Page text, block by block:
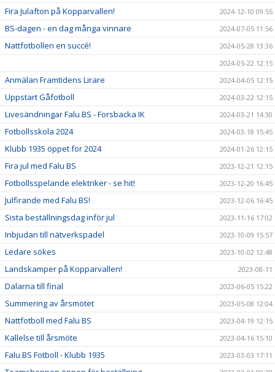
Fira Julafton på Kopparvallen! 2024-12-10 09:55
BS-dagen - en dag många vinnare 2024-07-05 11:56
Nattfotbollen en succé!
2024-05-28 13:36
2024-05-22 12:15
Anmälan Framtidens Lirare 2024-04-05 12:15
Uppstart Gåfotboll 2024-03-22 12:15
Livesändningar Falu BS - Forsbacka IK 2024-03-21 14:30
Fotbollsskola 2024 2024-03-18 15:45
Klubb 1935 öppet för 2024 2024-01-26 12:15
Fira jul med Falu BS 2023-12-21 12:15
Fotbollsspelande elektriker - se hit! 2023-12-20 16:45
Julfirande med Falu BS! 2023-12-06 16:45
Sista beställningsdag inför jul 2023-11-16 17:02
Inbjudan till nätverkspadel 2023-10-09 15:57
Ledare sökes 2023-10-02 12:48
Landskamper på Kopparvallen! 2023-08-11
Dalarna till final 2023-06-05 15:22
Summering av årsmötet 2023-05-08 12:04
Nattfotboll med Falu BS 2023-04-19 12:15
Kallelse till årsmöte 2023-04-16 15:10
Falu BS Fotboll - Klubb 1935 2023-03-03 17:11